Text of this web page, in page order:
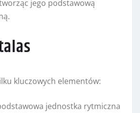
jego podstawową
kluczowych elementów:
jednostka rytmiczna